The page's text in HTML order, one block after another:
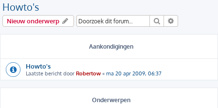
Howto's
Nieuw onderwerp Zoek
Aankondigingen
Howto's
Laatste bericht door Robertow « ma 20 apr 2009, 06:37
Onderwerpen